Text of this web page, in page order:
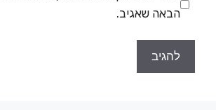
הבאה שאגיב.